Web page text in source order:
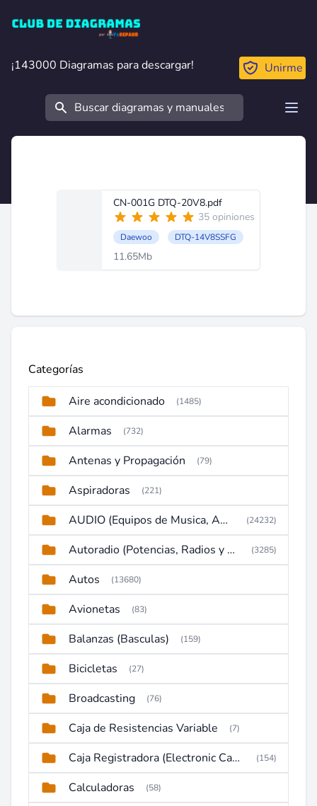
Club de Diagramas
¡143000 Diagramas para descargar!
¡143000 Diagramas para descargar! Unirme
Buscar
CN-001G DTQ-20V8.pdf
35 opiniones
Daewoo DTQ-14V8SSFG
11.65Mb
Categorías
Aire acondicionado (1485)
Alarmas (732)
Antenas y Propagación (79)
Aspiradoras (221)
AUDIO (Equipos de Musica, Amplificadores, Reproductores, Etc) (24232)
Autoradio (Potencias, Radios y DVD) (3285)
Autos (13680)
Avionetas (83)
Balanzas (Basculas) (159)
Bicicletas (27)
Broadcasting (76)
Caja de Resistencias Variable (7)
Caja Registradora (Electronic Cash Register) (154)
Calculadoras (58)